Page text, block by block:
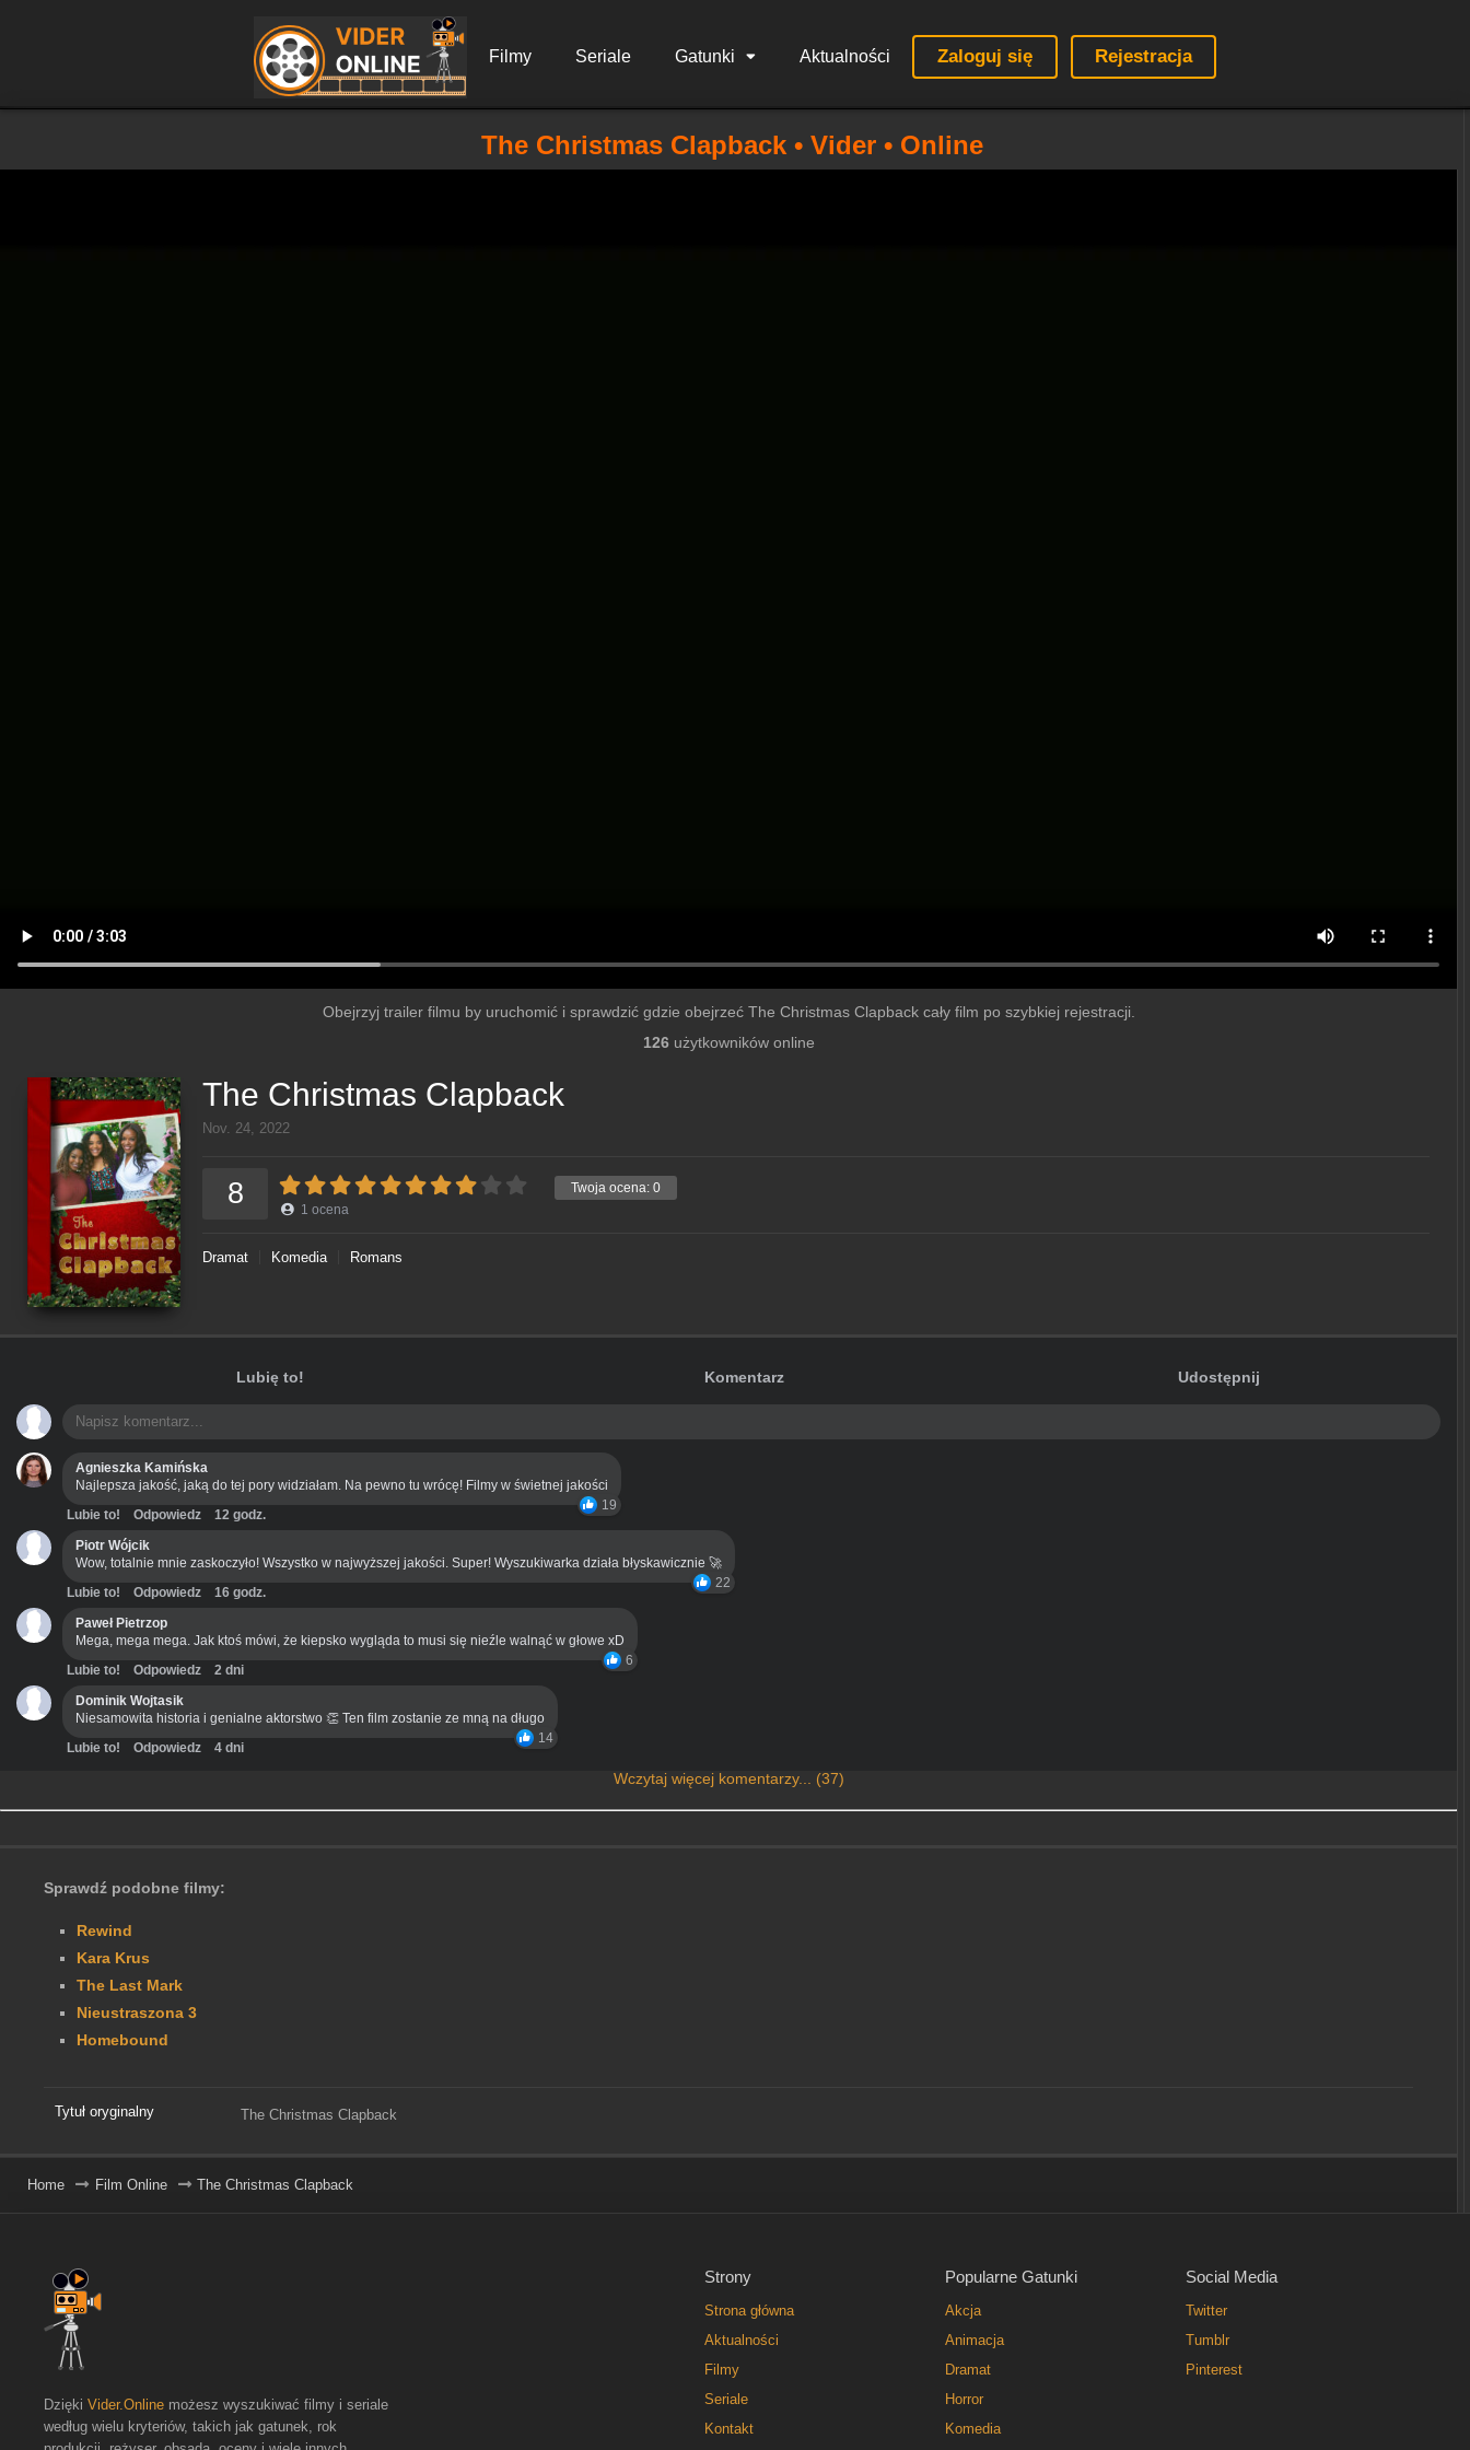
Filmy Seriale Gatunki Aktualności Zaloguj się Rejestracja
The Christmas Clapback • Vider • Online
Obejrzyj trailer filmu by uruchomić i sprawdzić gdzie obejrzeć The Christmas Clapback cały film po szybkiej rejestracji.
126użytkowników online
The Christmas Clapback
Nov. 24, 2022
Twoja ocena: 0
8 1 ocena
Dramat Komedia Romans
Lubię to! Komentarz Udostępnij
Agnieszka Kamińska
Najlepsza jakość, jaką do tej pory widziałam. Na pewno tu wrócę! Filmy w świetnej jakości
19
Lubie to! Odpowiedz
12 godz.
Piotr Wójcik
Wow, totalnie mnie zaskoczyło! Wszystko w najwyższej jakości. Super! Wyszukiwarka działa błyskawicznie 🚀
22
Lubie to! Odpowiedz
16 godz.
Paweł Pietrzop
Mega, mega mega. Jak ktoś mówi, że kiepsko wygląda to musi się nieźle walnąć w głowe xD
6
Lubie to! Odpowiedz
2 dni
Dominik Wojtasik
Niesamowita historia i genialne aktorstwo 👏 Ten film zostanie ze mną na długo
14
Lubie to! Odpowiedz 4 dni
Wczytaj więcej komentarzy... (37)
Sprawdź podobne filmy:
Rewind
Kara Krus
The Last Mark
Nieustraszona 3
Homebound
Tytuł oryginalny The Christmas Clapback
Home Film Online The Christmas Clapback
Strony
Strona główna
Aktualności
Filmy
Seriale
Kontakt
Popularne Gatunki
Akcja
Animacja
Dramat
Horror
Komedia
Social Media
Twitter
Tumblr
Pinterest
Dzięki Vider.Online możesz wyszukiwać filmy i seriale
według wielu kryteriów, takich jak gatunek, rok